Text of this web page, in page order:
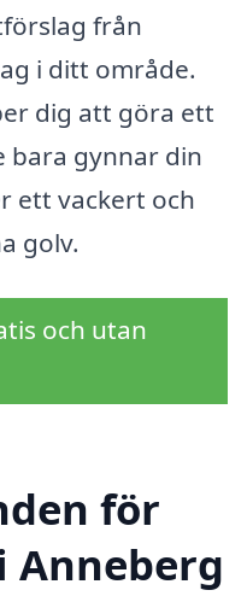
från
i ditt område.
dig att göra ett
bara gynnar din
ett vackert och
golv.
och utan
för